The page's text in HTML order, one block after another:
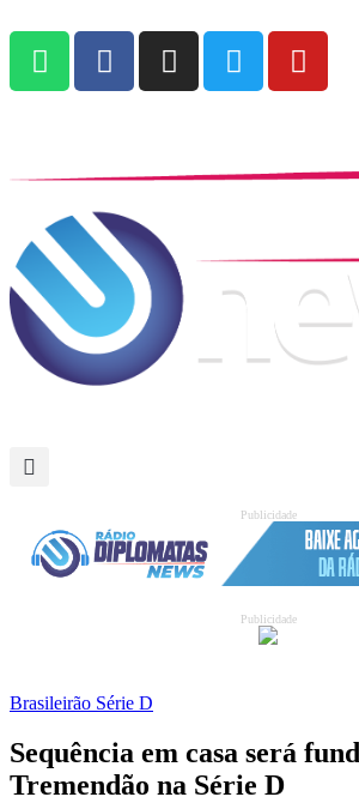
Publicidade
Publicidade
Brasileirão Série D
Sequência em casa será
Tremendão na Série D